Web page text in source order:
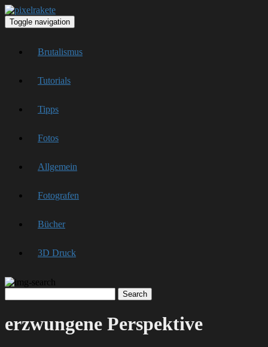
Toggle navigation
Brutalismus
Tutorials
Tipps
Fotos
Allgemein
Fotografen
Bücher
3D Druck
erzwungene Perspektive